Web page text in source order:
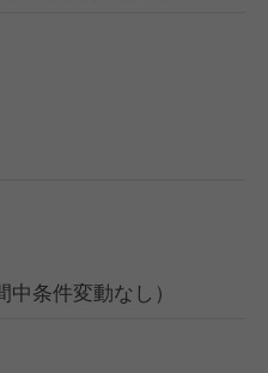
条件変動なし）